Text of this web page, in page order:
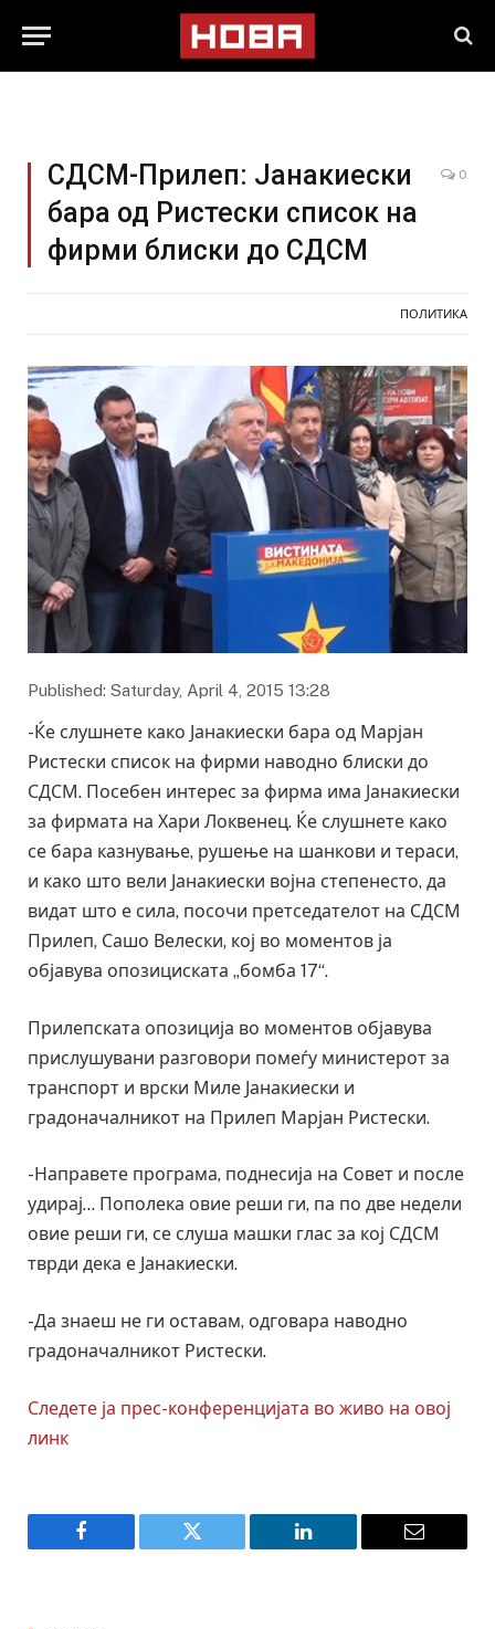
СДСМ-Прилеп: Јанакиески
бара од Ристески список на
фирми блиски до СДСМ
0
ПОЛИТИКА
Published: Saturday, April 4, 2015 13:28
-Ќе слушнете како Јанакиески бара од Марјан
Ристески список на фирми наводно блиски до
СДСМ. Посебен интерес за фирма има Јанакиески
за фирмата на Хари Локвенец. Ќе слушнете како
се бара казнување, рушење на шанкови и тераси,
и како што вели Јанакиески војна степенесто, да
видат што е сила, посочи претседателот на СДСМ
Прилеп, Сашо Велески, кој во моментов ја
објавува опозициската „бомба 17“.
Прилепската опозиција во моментов објавува
прислушувани разговори помеѓу министерот за
транспорт и врски Миле Јанакиески и
градоначалникот на Прилеп Марјан Ристески.
-Направете програма, поднесија на Совет и после
удирај… Пополека овие реши ги, па по две недели
овие реши ги, се слуша машки глас за кој СДСМ
тврди дека е Јанакиески.
-Да знаеш не ги оставам, одговара наводно
градоначалникот Ристески.
Следете ја прес-конференцијата во живо на овој
линк
Facebook Twitter LinkedIn Email